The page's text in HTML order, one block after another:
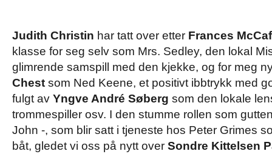
Judith Christin har tatt over etter Frances
klasse for seg selv som Mrs. Sedley, den lokal
glimrende samspill med den kjekke, og for meg
Chest som Ned Keene, et positivt ibbtrykk med
fulgt av Yngve André Søberg som den lokale
trommespiller osv. I den stumme rollen som
John -, som blir satt i tjeneste hos Peter Grimes
båt, gledet vi oss på nytt over Sondre Kittelsen